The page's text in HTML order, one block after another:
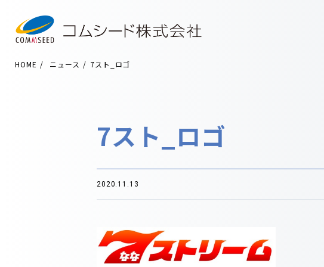
HOME ニュース 7スト_ロゴ
7スト_ロゴ
2020.11.13